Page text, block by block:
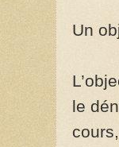
Un
le